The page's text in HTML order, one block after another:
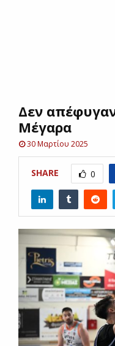
UΔεν
Μέγαρα
30 Μαρτίου 2025
SHARE 0